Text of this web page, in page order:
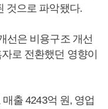
것으로 파악됐다.
선은 비용구조 개선
로 전환했던 영향이
출 4243억 원, 영업